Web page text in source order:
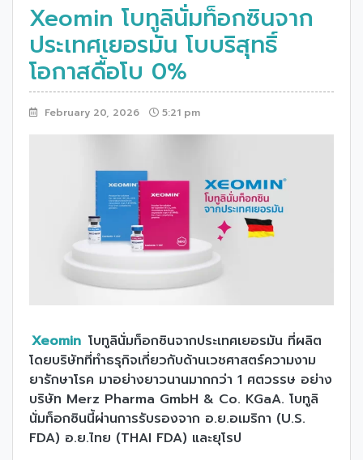
Xeomin โบทูลินั่มท็อกซินจาก
ประเทศเยอรมัน โบบริสุทธิ์
โอกาสดื้อโบ 0%
February 20, 2026 5:21 pm
Xeomin โบทูลินั่มท็อกซินจากประเทศเยอรมัน ที่ผลิต
โดยบริษัทที่ทำธรุกิจเกี่ยวกับด้านเวชศาสตร์ความงาม
ยารักษาโรค มาอย่างยาวนานมากกว่า 1 ศตวรรษ อย่าง
บริษัท Merz Pharma GmbH & Co. KGaA. โบทูลิ
นั่มท็อกซินนี้ผ่านการรับรองจาก อ.ย.อเมริกา (U.S.
FDA) อ.ย.ไทย (THAI FDA) และยุโรป